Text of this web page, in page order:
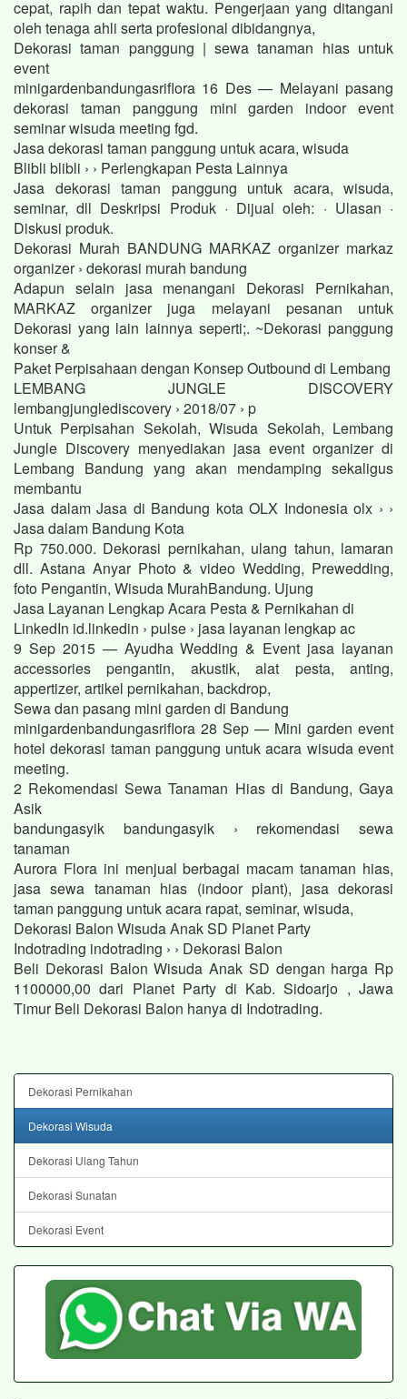
cepat, rapih dan tepat waktu. Pengerjaan yang ditangani
oleh tenaga ahli serta profesional dibidangnya,
Dekorasi taman panggung | sewa tanaman hias untuk
event
minigardenbandungasriflora 16 Des — Melayani pasang
dekorasi taman panggung mini garden indoor event
seminar wisuda meeting fgd.
Jasa dekorasi taman panggung untuk acara, wisuda
Blibli blibli › › Perlengkapan Pesta Lainnya
Jasa dekorasi taman panggung untuk acara, wisuda,
seminar, dll Deskripsi Produk · Dijual oleh: · Ulasan ·
Diskusi produk.
Dekorasi Murah BANDUNG MARKAZ organizer markaz
organizer › dekorasi murah bandung
Adapun selain jasa menangani Dekorasi Pernikahan,
MARKAZ organizer juga melayani pesanan untuk
Dekorasi yang lain lainnya seperti;. ~Dekorasi panggung
konser &
Paket Perpisahaan dengan Konsep Outbound di Lembang
LEMBANG JUNGLE DISCOVERY
lembangjunglediscovery › 2018/07 › p
Untuk Perpisahan Sekolah, Wisuda Sekolah, Lembang
Jungle Discovery menyediakan jasa event organizer di
Lembang Bandung yang akan mendamping sekaligus
membantu
Jasa dalam Jasa di Bandung kota OLX Indonesia olx › ›
Jasa dalam Bandung Kota
Rp 750.000. Dekorasi pernikahan, ulang tahun, lamaran
dll. Astana Anyar Photo & video Wedding, Prewedding,
foto Pengantin, Wisuda MurahBandung. Ujung
Jasa Layanan Lengkap Acara Pesta & Pernikahan di
LinkedIn id.linkedin › pulse › jasa layanan lengkap ac
9 Sep 2015 — Ayudha Wedding & Event jasa layanan
accessories pengantin, akustik, alat pesta, anting,
appertizer, artikel pernikahan, backdrop,
Sewa dan pasang mini garden di Bandung
minigardenbandungasriflora 28 Sep — Mini garden event
hotel dekorasi taman panggung untuk acara wisuda event
meeting.
2 Rekomendasi Sewa Tanaman Hias di Bandung, Gaya
Asik
bandungasyik bandungasyik › rekomendasi sewa
tanaman
Aurora Flora ini menjual berbagai macam tanaman hias,
jasa sewa tanaman hias (indoor plant), jasa dekorasi
taman panggung untuk acara rapat, seminar, wisuda,
Dekorasi Balon Wisuda Anak SD Planet Party
Indotrading indotrading › › Dekorasi Balon
Beli Dekorasi Balon Wisuda Anak SD dengan harga Rp
1100000,00 dari Planet Party di Kab. Sidoarjo , Jawa
Timur Beli Dekorasi Balon hanya di Indotrading.
Dekorasi Pernikahan
Dekorasi Wisuda
Dekorasi Ulang Tahun
Dekorasi Sunatan
Dekorasi Event